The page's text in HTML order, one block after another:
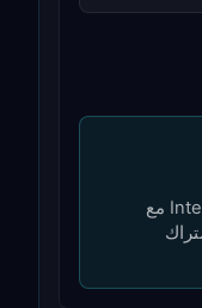
عملاء Apple Silicon وIntel مع